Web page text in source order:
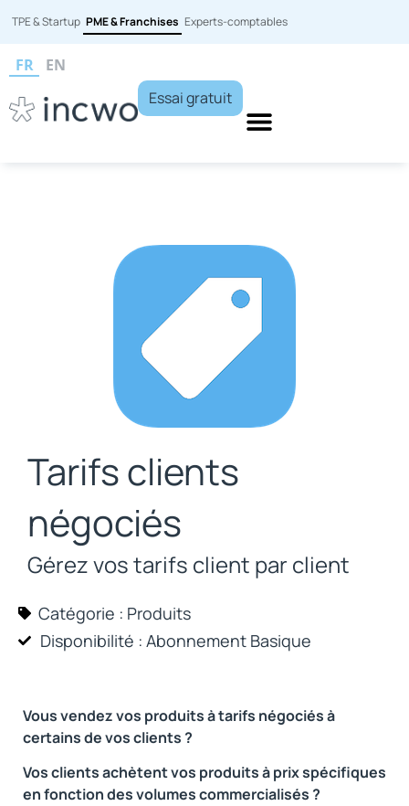
TPE & Startup PME & Franchises Experts-comptables
FR
EN
Essai gratuit
Tarifs clients
négociés
Gérez vos tarifs client par client
Catégorie : Produits
Disponibilité : Abonnement Basique
Vous vendez vos produits à tarifs négociés à
certains de vos clients ?
Vos clients achètent vos produits à prix spécifiques
en fonction des volumes commercialisés ?